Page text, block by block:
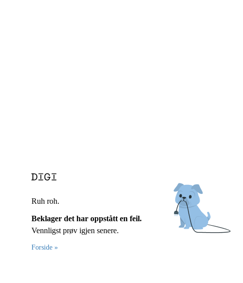
Ruh roh.
Beklager det har oppstått en feil.
Vennligst prøv igjen senere.
Forside »